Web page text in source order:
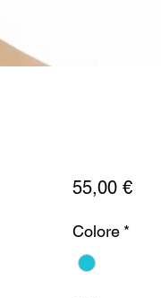
55,00 €
Colore *